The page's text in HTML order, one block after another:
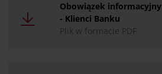
Obowiązek informacyjny
- Klienci Banku
Plik w formacie PDF